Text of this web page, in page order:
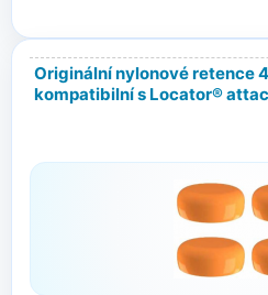
Originální nylonové retence
kompatibilní s Locator®